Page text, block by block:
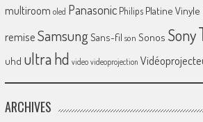
multiroom oled Panasonic Philips Platine Vinyle
remiseSamsungSans-fil son Sonos Sony
uhd ultra hd video videoprojection
ARCHIVES